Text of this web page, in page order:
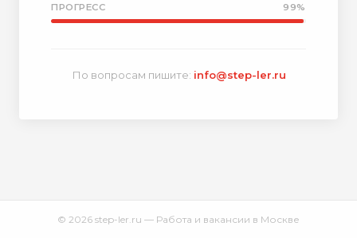
ПРОГРЕСС 99%
По вопросам пишите: info@step-ler.ru
© 2026 step-ler.ru — Работа и вакансии в Москве